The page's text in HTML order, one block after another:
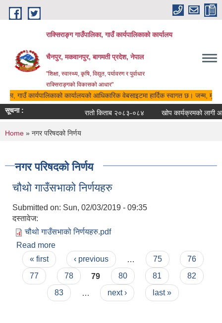
Skip to main content
राक्सिराङ्ग गाउँपालिका, गाउँ कार्यपालिकाको कार्यालय
चैनपुर, मकवानपुर, बागमती प्रदेश, नेपाल
"शिक्षा, स्वास्थ्य, कृषि, विद्युत, पर्यावरण र पुर्वाधार
राक्सिराङ्गको विकासको आधार"
गाउँ कार्यपालिकाको कार्यालयको आधिकारिक वेबसाइटमा हार्दिक स्वागत छ। जन्म,
सूचना :
रातो किताब २०८३-०८४ खोप कार्यक्रमको लागी
You are here
Home » नगर परिषदको निर्णय
नगर परिषदको निर्णय
चौथो गाउँसभाको निर्णयहरु
Submitted on: Sun, 02/03/2019 - 09:35
दस्तावेज:
चौथो गाउँसभाको निर्णयहरु.pdf
Read more
Pages
« first ‹ previous 75
76
77
78 79 80 81
82
83
next › last »